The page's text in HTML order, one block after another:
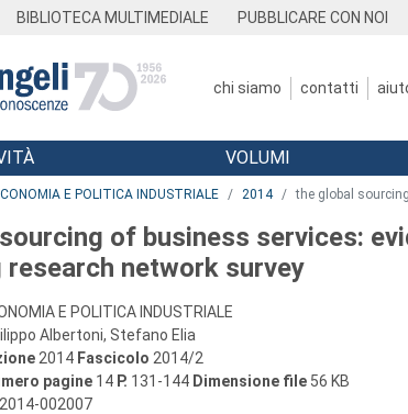
BIBLIOTECA MULTIMEDIALE PUBBLICARE CON NOI
chi siamo contatti
VOLUMI
E POLITICA INDUSTRIALE 2014 the global
of business services:
network survey
E POLITICA INDUSTRIALE
Albertoni, Stefano Elia
2014 Fascicolo 2014/2
pagine 14 P. 131-144 Dimensione file 56 KB
002007